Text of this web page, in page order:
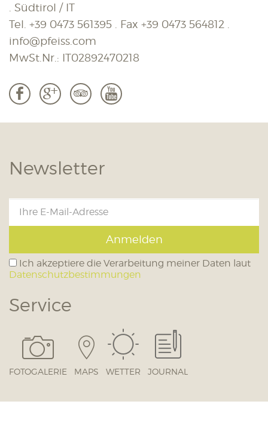
. Südtirol / IT
Tel. +39 0473 561395 . Fax +39 0473 564812
info@pfeiss.com
MwSt.Nr.: IT02892470218
b c 3 r
Newsletter
Anmelden
Ich akzeptiere die Verarbeitung meiner Daten laut
Datenschutzbestimmungen
Service
FOTOGALERIE MAPS WETTER JOURNAL